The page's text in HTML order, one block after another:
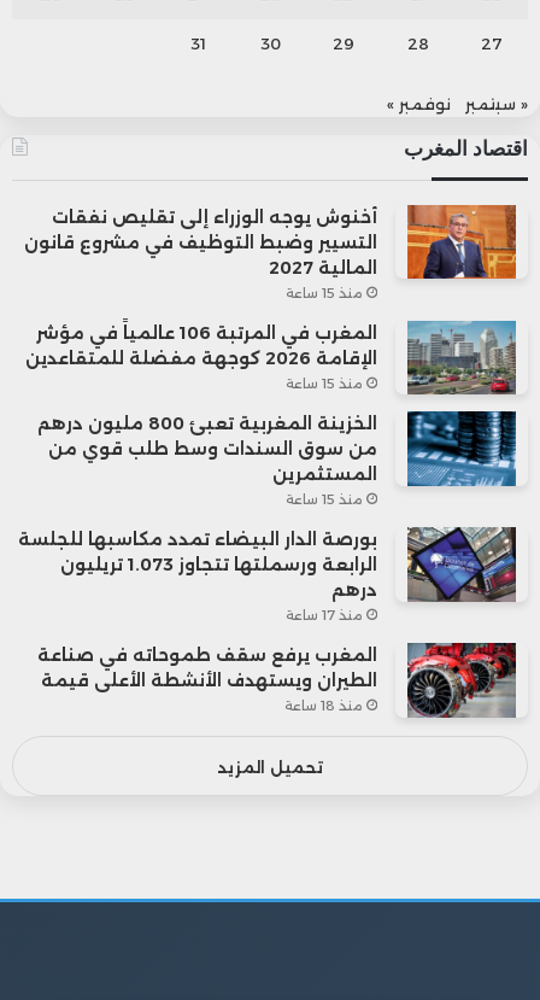
27
28
29
30
31
« سبتمبر نوفمبر »
اقتصاد المغرب
أخنوش يوجه الوزراء إلى تقليص نفقات
التسيير وضبط التوظيف في مشروع قانون
المالية 2027
منذ 15 ساعة
المغرب في المرتبة 106 عالمياً في مؤشر
الإقامة 2026 كوجهة مفضلة للمتقاعدين
منذ 15 ساعة
الخزينة المغربية تعبئ 800 مليون درهم
من سوق السندات وسط طلب قوي من
المستثمرين
منذ 15 ساعة
بورصة الدار البيضاء تمدد مكاسبها للجلسة
الرابعة ورسملتها تتجاوز 1.073 تريليون
درهم
منذ 17 ساعة
المغرب يرفع سقف طموحاته في صناعة
الطيران ويستهدف الأنشطة الأعلى قيمة
منذ 18 ساعة
تحميل المزيد